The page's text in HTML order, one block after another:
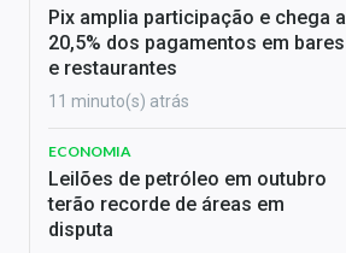
Pix amplia participação e chega a
20,5% dos pagamentos em bares
e restaurantes
11 minuto(s) atrás
ECONOMIA
Leilões de petróleo em outubro
terão recorde de áreas em
disputa